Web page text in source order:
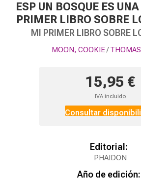
ESP UN BOSQUE ES
PRIMER LIBRO SOBRE
MI PRIMER LIBRO SOBRE
MOON, COOKIE/
15,95 €
IVA incluido
Consultar
Editorial:
PHAIDON
Año de edición: